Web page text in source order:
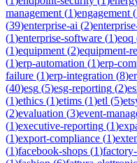
management (1)engagement (
(39)enterprise-ai (2)
(1)enterprise-software (1)eoq
(1)equipment (2)equipment-
(1)erp-automation (1)erp-
failure (1)erp-integration (8)
(40)esg (5)esg-reporting (2)
(1)ethics (1)etims (1)etl (5)
(2)evaluation (3)event-
(1)executive-reporting (1)
(1)export-compliance (1)
(1)facebook-shops (1)